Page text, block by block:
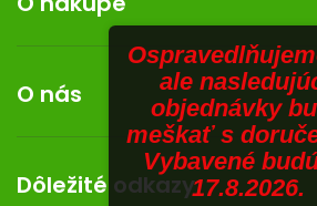
VETERINA
ZNAČKY
Informácie o nákupe
Reklamácia a vrátenie tovaru
Doprava a platba
Darček k nákupu
O nás
Kontakt
Dôležité odkazy
ale
objednávky
meškať s
Vybavené
17.8.2026.